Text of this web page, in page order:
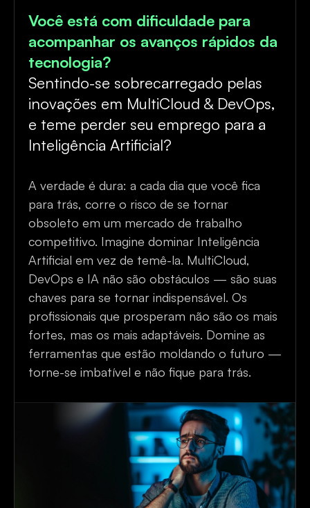
Você está com dificuldade para
acompanhar os avanços rápidos da
tecnologia?
Sentindo-se sobrecarregado pelas
inovações em MultiCloud & DevOps,
e teme perder seu emprego para a
Inteligência Artificial?
A verdade é dura: a cada dia que você fica
para trás, corre o risco de se tornar
obsoleto em um mercado de trabalho
competitivo. Imagine dominar Inteligência
Artificial em vez de temê-la. MultiCloud,
DevOps e IA não são obstáculos — são suas
chaves para se tornar indispensável. Os
profissionais que prosperam não são os mais
fortes, mas os mais adaptáveis. Domine as
ferramentas que estão moldando o futuro —
torne-se imbatível e não fique para trás.